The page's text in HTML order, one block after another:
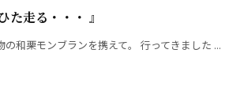
た走る・・・ 』
和栗モンブランを携えて。 行ってきました ...